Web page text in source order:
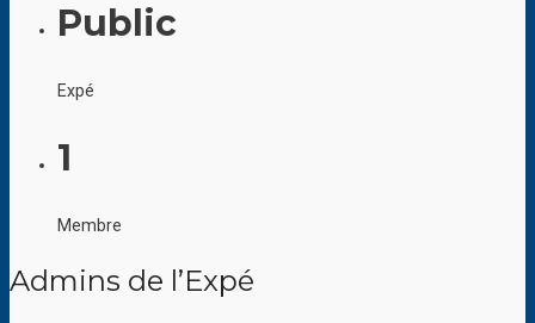
Public
Expé
1
Membre
Admins de l’Expé